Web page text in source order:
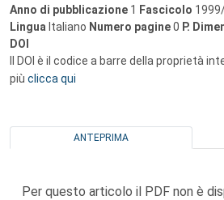
Anno di pubblicazione 1 Fascicolo
Lingua Italiano Numero pagine0 P.
DOI
Il DOI è il codice a barre della proprietà
più clicca qui
ANTEPRIMA
Per questo articolo il PDF non è